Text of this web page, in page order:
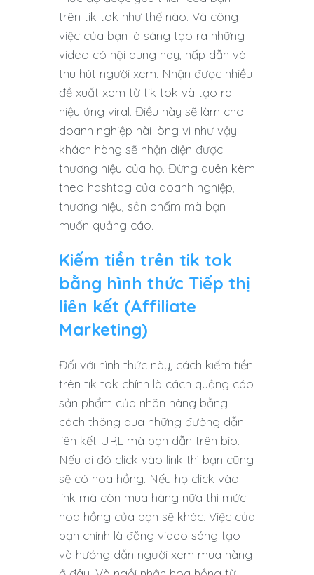
trên tik tok như thế nào. Và công
việc của bạn là sáng tạo ra những
video có nội dung hay, hấp dẫn và
thu hút người xem. Nhận được nhiều
đề xuất xem từ tik tok và tạo ra
hiệu ứng viral. Điều này sẽ làm cho
doanh nghiệp hài lòng vì như vậy
khách hàng sẽ nhận diện được
thương hiệu của họ. Đừng quên kèm
theo hashtag của doanh nghiệp,
thương hiệu, sản phẩm mà bạn
muốn quảng cáo.
Kiếm tiền trên tik tok
bằng hình thức Tiếp thị
liên kết (Affiliate
Marketing)
Đối với hình thức này, cách kiếm tiền
trên tik tok chính là cách quảng cáo
sản phẩm của nhãn hàng bằng
cách thông qua những đường dẫn
liên kết URL mà bạn dẫn trên bio.
Nếu ai đó click vào link thì bạn cũng
sẽ có hoa hồng. Nếu họ click vào
link mà còn mua hàng nữa thì mức
hoa hồng của bạn sẽ khác. Việc của
bạn chính là đăng video sáng tạo
và hướng dẫn người xem mua hàng